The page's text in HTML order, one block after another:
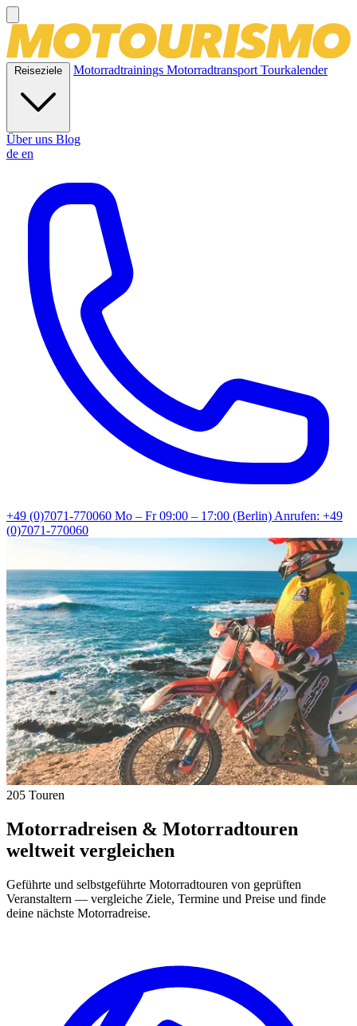
Reiseziele Motorradtrainings MotorradtransportTourkalender
Über uns Blog
de en
+49 (0)7071-770060 Mo – Fr 09:00 – 17:00 (Berlin)Anrufen: +49
(0)7071-770060
205 Touren
Motorradreisen & Motorradtouren
weltweit vergleichen
Geführte und selbstgeführte Motorradtouren von geprüften
Veranstaltern — vergleiche Ziele, Termine und Preise und finde
deine nächste Motorradreise.